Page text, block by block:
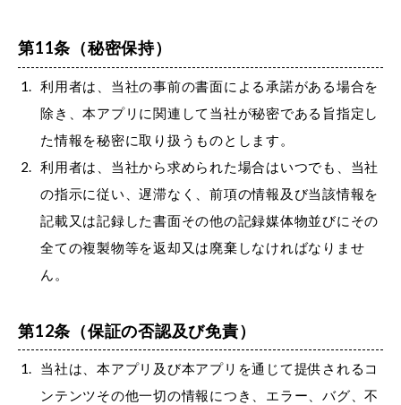
第11条（秘密保持）
利用者は、当社の事前の書面による承諾がある場合を
除き、本アプリに関連して当社が秘密である旨指定し
た情報を秘密に取り扱うものとします。
利用者は、当社から求められた場合はいつでも、当社
の指示に従い、遅滞なく、前項の情報及び当該情報を
記載又は記録した書面その他の記録媒体物並びにその
全ての複製物等を返却又は廃棄しなければなりませ
ん。
第12条（保証の否認及び免責）
当社は、本アプリ及び本アプリを通じて提供されるコ
ンテンツその他一切の情報につき、エラー、バグ、不